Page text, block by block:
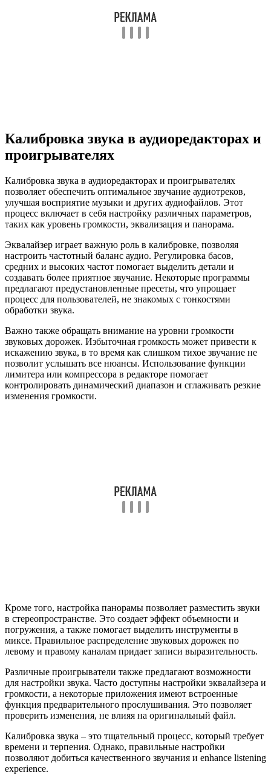
Калибровка звука в аудиоредакторах и
проигрывателях
Калибровка звука в аудиоредакторах и проигрывателях
позволяет обеспечить оптимальное звучание аудиотреков,
улучшая восприятие музыки и других аудиофайлов. Этот
процесс включает в себя настройку различных параметров,
таких как уровень громкости, эквализация и панорама.
Эквалайзер играет важную роль в калибровке, позволяя
настроить частотный баланс аудио. Регулировка басов,
средних и высоких частот помогает выделить детали и
создавать более приятное звучание. Некоторые программы
предлагают предустановленные пресеты, что упрощает
процесс для пользователей, не знакомых с тонкостями
обработки звука.
Важно также обращать внимание на уровни громкости
звуковых дорожек. Избыточная громкость может привести к
искажению звука, в то время как слишком тихое звучание не
позволит услышать все нюансы. Использование функции
лимитера или компрессора в редакторе помогает
контролировать динамический диапазон и сглаживать резкие
изменения громкости.
Кроме того, настройка панорамы позволяет разместить звуки
в стереопространстве. Это создает эффект объемности и
погружения, а также помогает выделить инструменты в
миксе. Правильное распределение звуковых дорожек по
левому и правому каналам придает записи выразительность.
Различные проигрыватели также предлагают возможности
для настройки звука. Часто доступны настройки эквалайзера и
громкости, а некоторые приложения имеют встроенные
функция предварительного прослушивания. Это позволяет
проверить изменения, не влияя на оригинальный файл.
Калибровка звука – это тщательный процесс, который требует
времени и терпения. Однако, правильные настройки
позволяют добиться качественного звучания и enhance listening
experience.